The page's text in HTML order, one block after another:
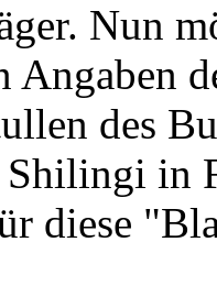
Nun
Angaben
des
Shilingi in
diese